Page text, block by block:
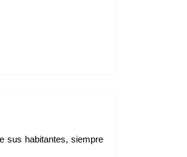
sus habitantes, siempre